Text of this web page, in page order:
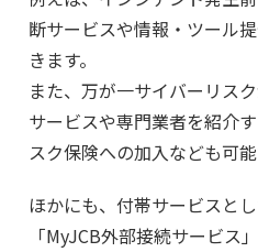
断サービスや情報・ツール
きます。
また、万が一サイバーリス
サービスや専門業者を紹介
スク保険への加入なども可能
ほかにも、付帯サービスと
「MyJCB外部接続サービス